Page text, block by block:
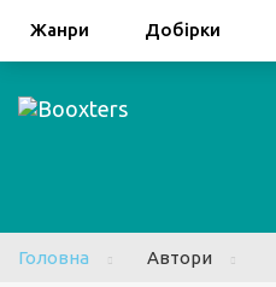
Жанри Добірки
Головна Автори